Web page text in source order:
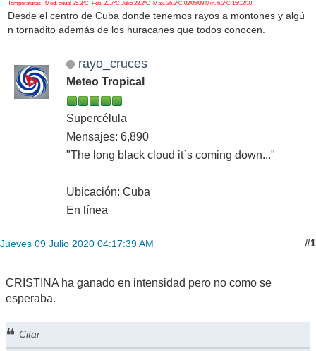
Temperaturas Med. anual 25.3ºC Feb. 20.7ºC Julio 28.2ºC Max. 36.2ºC 02/05/09 Min. 6.2ºC 15/12/10
Desde el centro de Cuba donde tenemos rayos a montones y algú
n tornadito además de los huracanes que todos conocen.
rayo_cruces
Meteo Tropical
Supercélula
Mensajes: 6,890
"The long black cloud it`s coming down..."
Ubicación: Cuba
En línea
Jueves 09 Julio 2020 04:17:39 AM #1
CRISTINA ha ganado en intensidad pero no como se
esperaba.
Citar